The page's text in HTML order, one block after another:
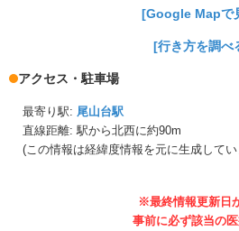
[Google Mapで
[行き方を調べ
アクセス・駐車場
最寄り駅: 尾山台駅
直線距離: 駅から北西に約90m
(この情報は経緯度情報を元に生成して